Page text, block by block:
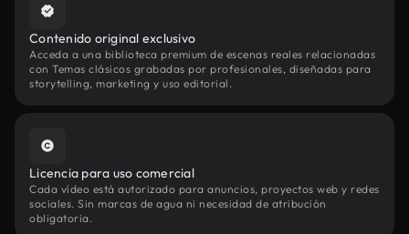
Contenido original exclusivo
Acceda a una biblioteca premium de escenas reales relacionadas
con Temas clásicos grabadas por profesionales, diseñadas para
storytelling, marketing y uso editorial.
Licencia para uso comercial
Cada vídeo está autorizado para anuncios, proyectos web y redes
sociales. Sin marcas de agua ni necesidad de atribución
obligatoria.